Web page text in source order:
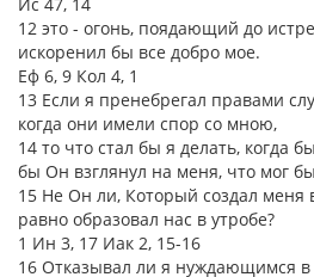
12 это - огонь, поядающий до
искоренил бы все добро мое.
Еф 6, 9 Кол 4, 1
13 Если я пренебрегал правами
когда они имели спор со мною,
14 то что стал бы я делать, когда
бы Он взглянул на меня, что мог
15 Не Он ли, Который создал меня
равно образовал нас в утробе?
1 Ин 3, 17 Иак 2, 15-16
16 Отказывал ли я нуждающимся в